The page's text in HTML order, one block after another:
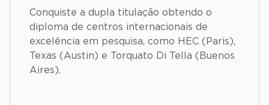
Conquiste a dupla titulação obtendo o
diploma de centros internacionais de
excelência em pesquisa, como HEC (Paris),
Texas (Austin) e Torquato Di Tella (Buenos
Aires).